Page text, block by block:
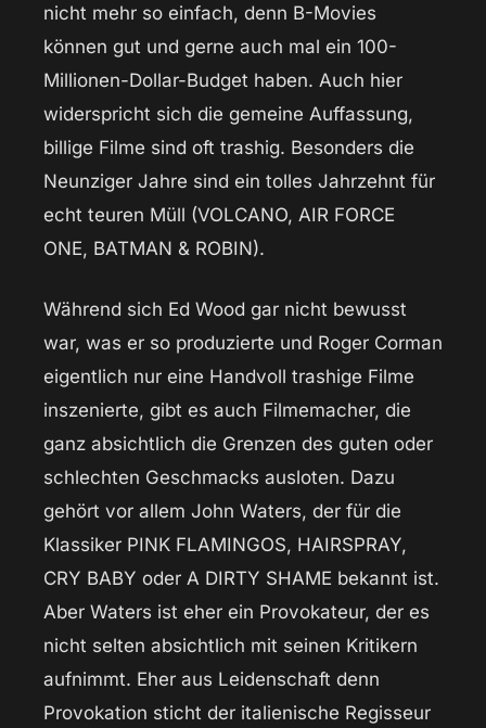
nicht mehr so einfach, denn B-Movies
können gut und gerne auch mal ein 100-
Millionen-Dollar-Budget haben. Auch hier
widerspricht sich die gemeine Auffassung,
billige Filme sind oft trashig. Besonders die
Neunziger Jahre sind ein tolles Jahrzehnt für
echt teuren Müll (VOLCANO, AIR FORCE
ONE, BATMAN & ROBIN).
Während sich Ed Wood gar nicht bewusst
war, was er so produzierte und Roger Corman
eigentlich nur eine Handvoll trashige Filme
inszenierte, gibt es auch Filmemacher, die
ganz absichtlich die Grenzen des guten oder
schlechten Geschmacks ausloten. Dazu
gehört vor allem John Waters, der für die
Klassiker PINK FLAMINGOS, HAIRSPRAY,
CRY BABY oder A DIRTY SHAME bekannt ist.
Aber Waters ist eher ein Provokateur, der es
nicht selten absichtlich mit seinen Kritikern
aufnimmt. Eher aus Leidenschaft denn
Provokation sticht der italienische Regisseur